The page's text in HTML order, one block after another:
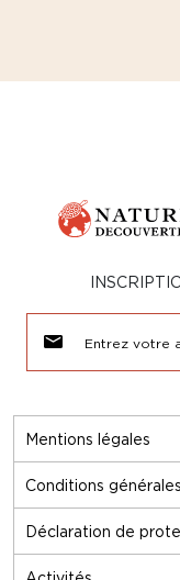
Mentions légales
Conditions
Déclaration de